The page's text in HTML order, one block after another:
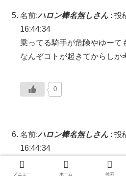
名前:ハロン棒名無しさん : 投
16:44:34
乗ってる騎手が危険やゆーて
なんぞコトが起きてからしか
0
名前:ハロン棒名無しさん : 投
16:44:34
乗ってる騎手が危険やゆーて
なんぞコトが起きてからしか
メニュー ホーム 検索